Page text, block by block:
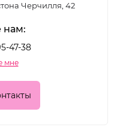
Черчилля, 42
нам:
47-38
мне